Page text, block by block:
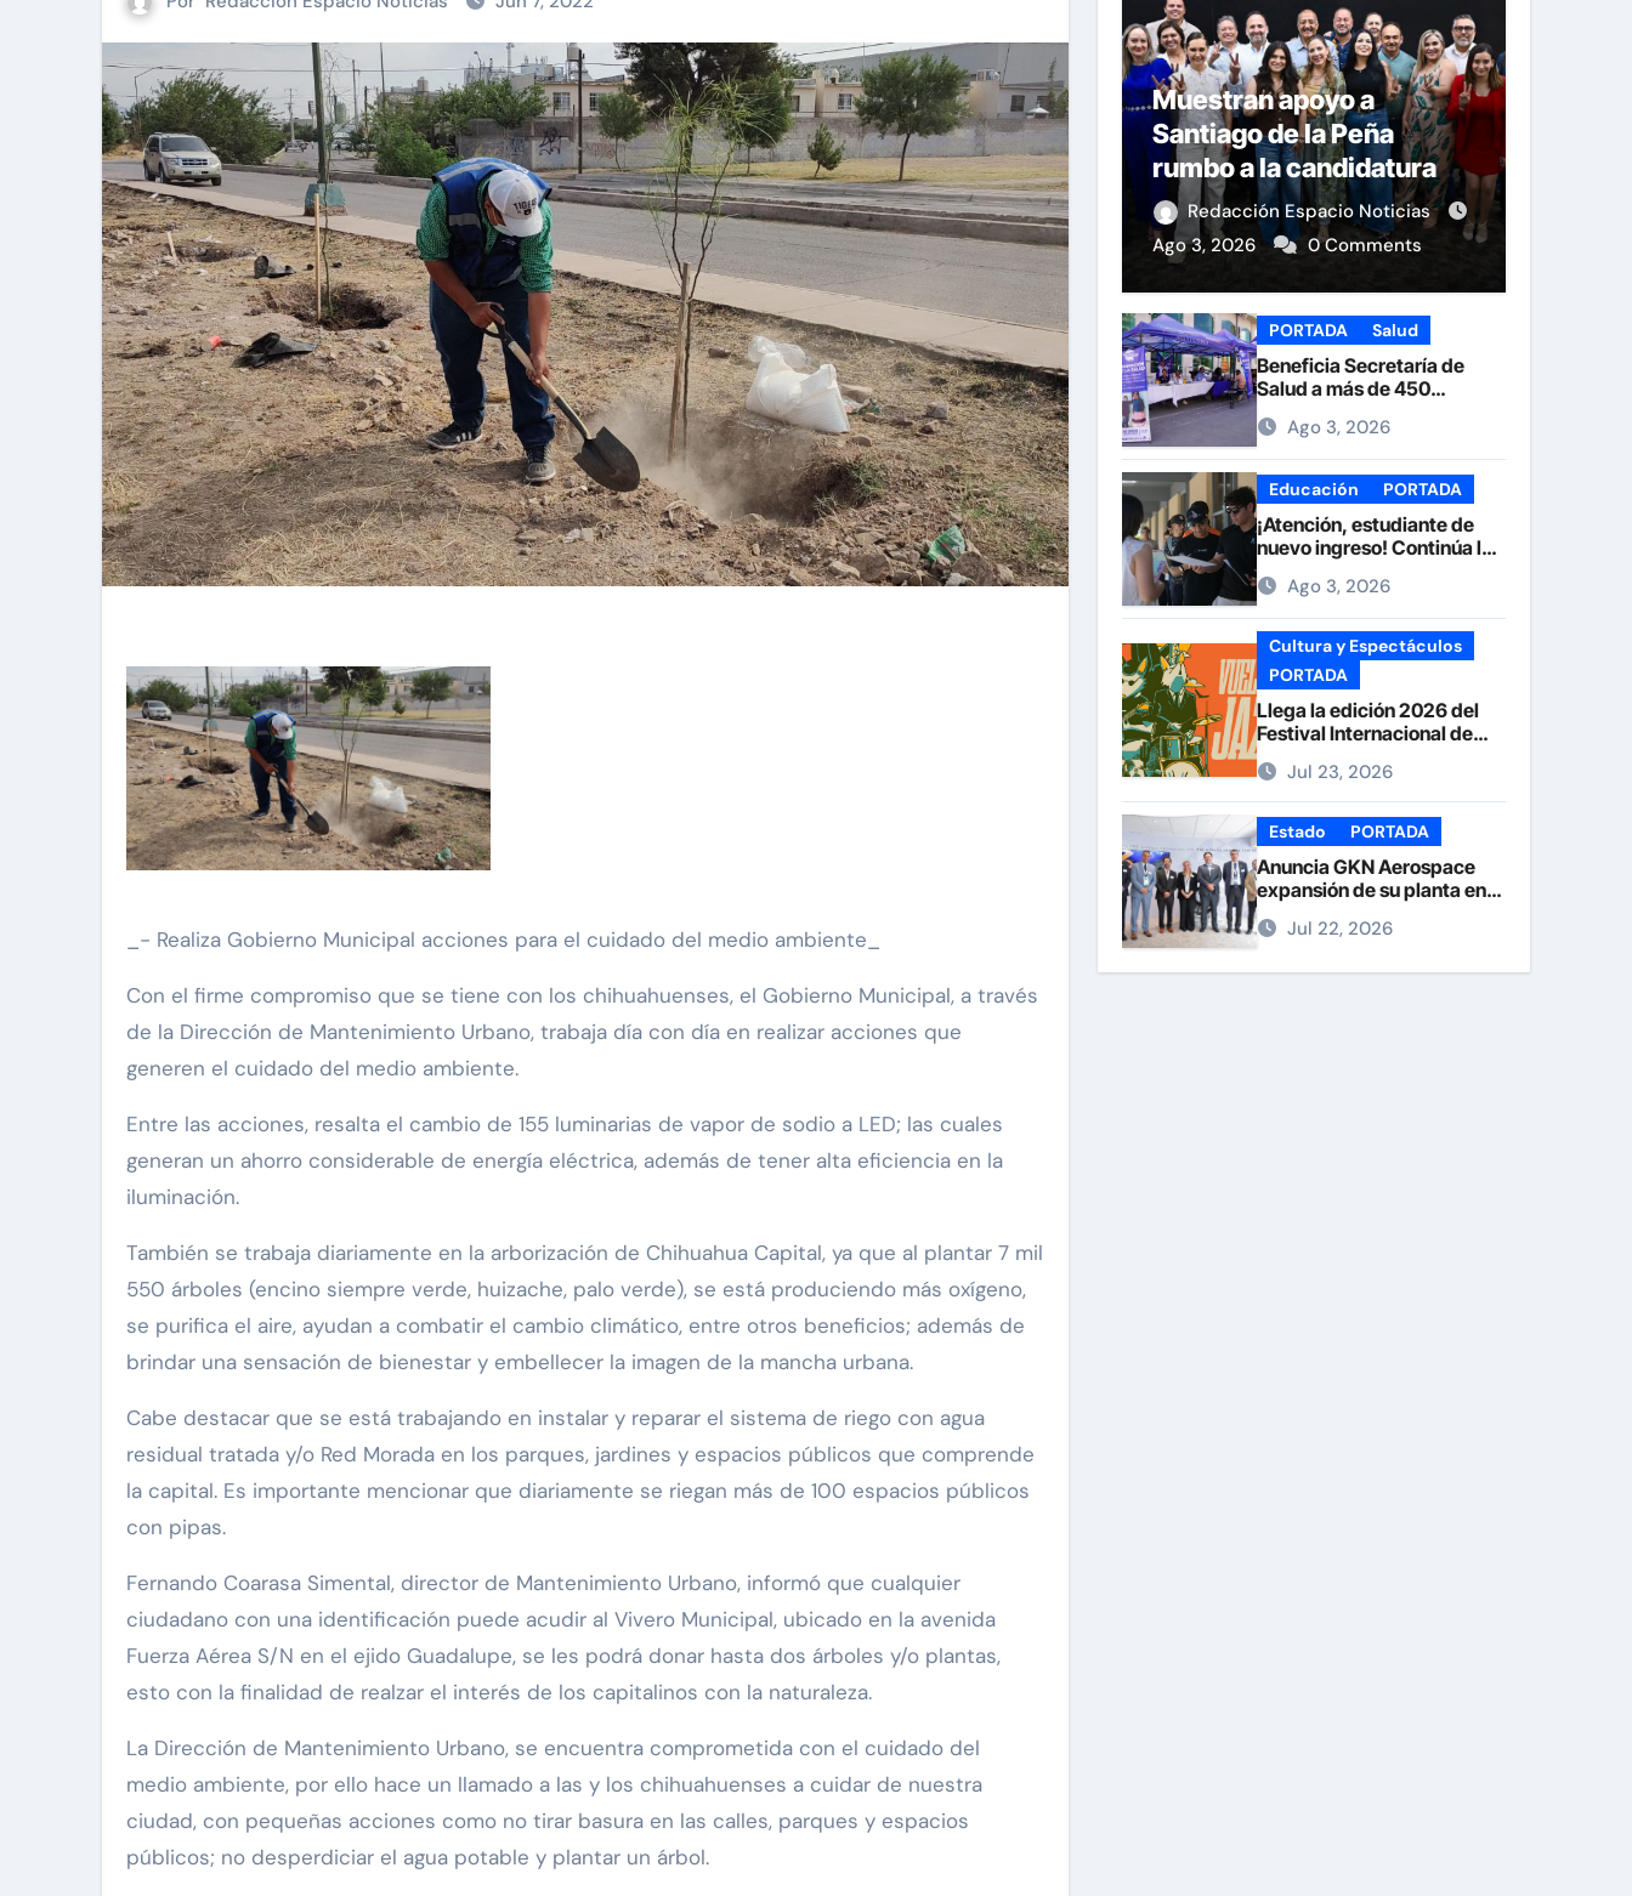
_- Realiza Gobierno Municipal acciones para el cuidado del medio ambiente_
Con el firme compromiso que se tiene con los chihuahuenses, el Gobierno Municipal, a través
de la Dirección de Mantenimiento Urbano, trabaja día con día en realizar acciones que
generen el cuidado del medio ambiente.
Entre las acciones, resalta el cambio de 155 luminarias de vapor de sodio a LED; las cuales
generan un ahorro considerable de energía eléctrica, además de tener alta eficiencia en la
iluminación.
También se trabaja diariamente en la arborización de Chihuahua Capital, ya que al plantar 7 mil
550 árboles (encino siempre verde, huizache, palo verde), se está produciendo más oxígeno,
se purifica el aire, ayudan a combatir el cambio climático, entre otros beneficios; además de
brindar una sensación de bienestar y embellecer la imagen de la mancha urbana.
Cabe destacar que se está trabajando en instalar y reparar el sistema de riego con agua
residual tratada y/o Red Morada en los parques, jardines y espacios públicos que comprende
la capital. Es importante mencionar que diariamente se riegan más de 100 espacios públicos
con pipas.
Fernando Coarasa Simental, director de Mantenimiento Urbano, informó que cualquier
ciudadano con una identificación puede acudir al Vivero Municipal, ubicado en la avenida
Fuerza Aérea S/N en el ejido Guadalupe, se les podrá donar hasta dos árboles y/o plantas,
esto con la finalidad de realzar el interés de los capitalinos con la naturaleza.
La Dirección de Mantenimiento Urbano, se encuentra comprometida con el cuidado del
medio ambiente, por ello hace un llamado a las y los chihuahuenses a cuidar de nuestra
ciudad, con pequeñas acciones como no tirar basura en las calles, parques y espacios
públicos; no desperdiciar el agua potable y plantar un árbol.
Muestran apoyo a
Santiago de la Peña
rumbo a la candidatura
del PAN a la Presidencia
Municipal
Redacción Espacio Noticias
Ago 3, 2026
0 Comments
PORTADA Salud
Beneficia Secretaría de
Salud a más de 450
personas durante la Feria
de la Salud en la Plaza de
Armas
Ago 3, 2026
Educación PORTADA
¡Atención, estudiante de
nuevo ingreso! Continúa la
recepción de documentos
en la UACH.
Ago 3, 2026
Cultura y Espectáculos
PORTADA
Llega la edición 2026 del
Festival Internacional de
Jazz Armando Nuñez
Jul 23, 2026
Estado PORTADA
Anuncia GKN Aerospace
expansión de su planta en
Chihuahua
Jul 22, 2026